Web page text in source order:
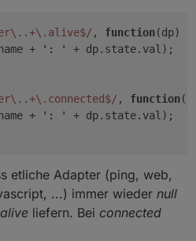
, function(dp) {
+ ': ' + dp. state. val );
, function(
+ ': ' + dp. state. val );
etliche Adapter (ping, web,
...) immer wieder null
alive liefern. Bei connected